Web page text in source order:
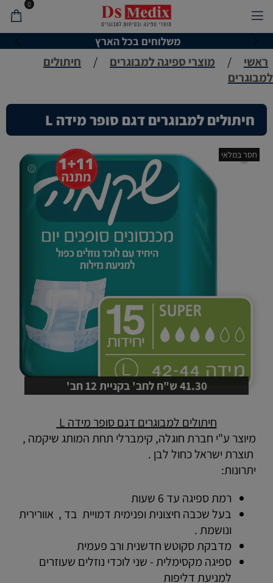
משלוחים בכל הארץ
0
ראשי / מוצרי ספיגה למבוגרים /
חיתולים
למבוגרים
חיתולים למבוגרים דגם סופר מידה L
41.30 ש"ח לחב' בקניית 12 חב'
חסר במלאי
חיתולים למבוגרים דגם סופר מידה L
מיוצר ע"י חברת חוגלה, קימברלי תחת המותג שיקמה ,
תוצרת ישראל כחול לבן .
יתרונות:
רמת ספיגה עד 6 שעות
בעל שכבה חיצונית ופנימית דמויית בד , אוורירית
ונושמת .
מדבקת סקוטש חדשנית ורב פעמית
ספיגה מקסימלית - שני לוכדי נוזלים שעוזרים
למניעת דליפות